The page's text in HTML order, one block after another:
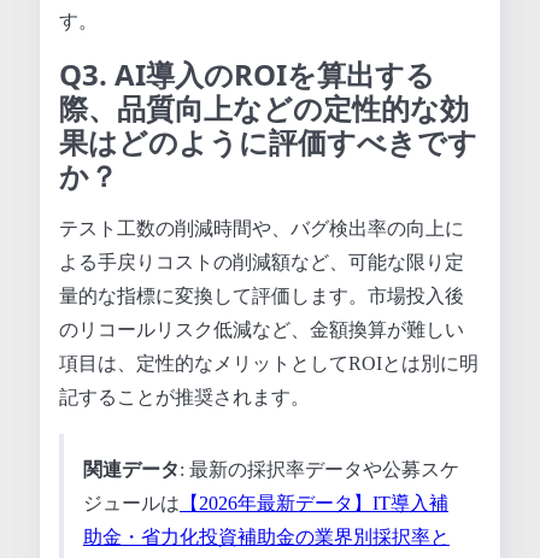
す。
Q3. AI導入のROIを算出する
際、品質向上などの定性的な効
果はどのように評価すべきです
か？
テスト工数の削減時間や、バグ検出率の向上に
よる手戻りコストの削減額など、可能な限り定
量的な指標に変換して評価します。市場投入後
のリコールリスク低減など、金額換算が難しい
項目は、定性的なメリットとしてROIとは別に明
記することが推奨されます。
関連データ: 最新の採択率データや公募スケ
ジュールは 【2026年最新データ】IT導入補
助金・省力化投資補助金の業界別採択率と